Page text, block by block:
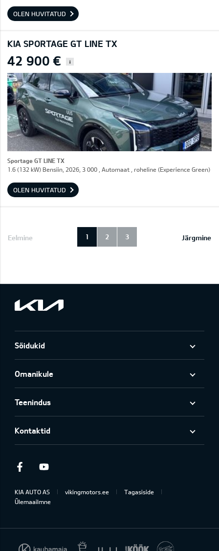
OLEN HUVITATUD
KIA SPORTAGE GT LINE TX
42 900 € i
Sportage GT LINE TX
1.6 (132 kW) Bensiin, 2026, 3 000 , Automaat , roheline (Experience Green)
OLEN HUVITATUD
Eelmine Järgmine
1 2 3
Sõidukid
Omanikule
Teenindus
Kontaktid
Facebook
KIA AUTO AS vikingmotors.ee
Tagasiside
Ülemaailmne